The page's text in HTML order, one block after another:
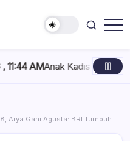
Anak Kadis Dishub Bolsel
BRI Tumbuh Berkembang dan Tak Lepas Dari Perjalanan Ekonomi Indonesia